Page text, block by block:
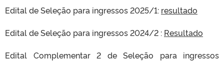
Edital de Seleção para ingressos 2025/1: resultado
Edital de Seleção para ingressos 2024/2 : Resultado
Edital Complementar 2 de Seleção para ingressos